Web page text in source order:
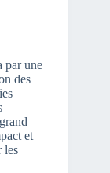
par une
des
et
les